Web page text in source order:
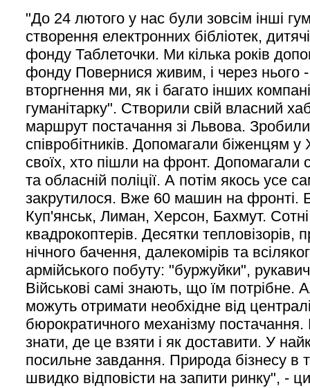
"До 24 лютого у нас були зовсім інші
створення електронних бібліотек,
фонду Таблеточки. Ми кілька років
фонду Повернися живим, і через нього
вторгнення ми, як і багато інших
гуманітарку". Створили свій власний
маршрут постачання зі Львова.
співробітників. Допомагали біженцям у
своїх, хто пішли на фронт. Допомагали
та обласній поліції. А потім якось усе
закрутилося. Вже 60 машин на фронті.
Куп'янськ, Лиман, Херсон, Бахмут. Сотні
квадрокоптерів. Десятки тепловізорів,
нічного бачення, далекомірів та
армійського побуту: "буржуйки",
Військові самі знають, що їм потрібне.
можуть отримати необхідне від
бюрократичного механізму
знати, де це взяти і як доставити. У
посильне завдання. Природа бізнесу в
швидко відповісти на запити ринку", -